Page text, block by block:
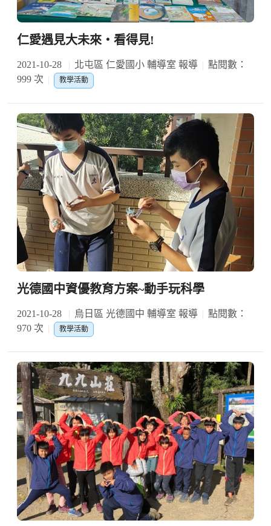
仁愛遇見大未來‧看得見!
2021-10-28 北屯區 仁愛國小 輔導室 報導
點閱數：
999 次
教學活動
光德國中資優教育方案~動手玩科學
2021-10-28 烏日區 光德國中 輔導室 報導
點閱數：
970 次
教學活動